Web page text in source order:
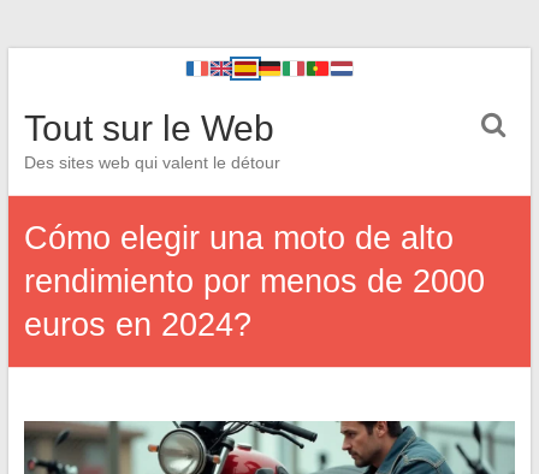
Tout sur le Web
Des sites web qui valent le détour
Cómo elegir una moto de alto
rendimiento por menos de 2000
euros en 2024?